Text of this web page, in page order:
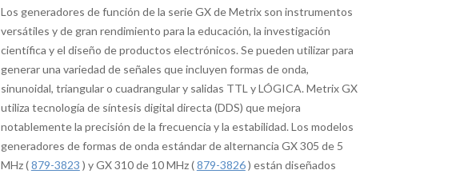
Los generadores de función de la serie GX de Metrix son instrumentos
versátiles y de gran rendimiento para la educación, la investigación
científica y el diseño de productos electrónicos. Se pueden utilizar para
generar una variedad de señales que incluyen formas de onda,
sinunoidal, triangular o cuadrangular y salidas TTL y LÓGICA. Metrix GX
utiliza tecnología de síntesis digital directa (DDS) que mejora
notablemente la precisión de la frecuencia y la estabilidad. Los modelos
generadores de formas de onda estándar de alternancia GX 305 de 5
MHz (879-3823 ) y GX 310 de 10 MHz (879-3826) están diseñados